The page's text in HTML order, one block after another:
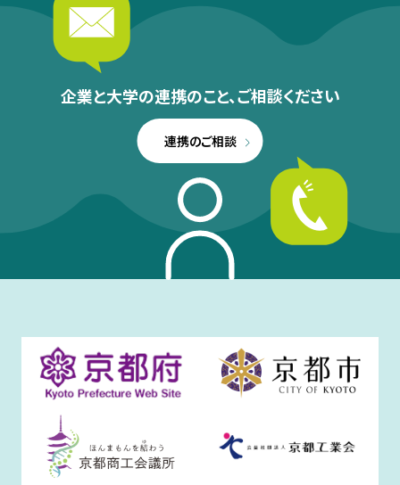
企業と大学の連携のこと、ご相談ください
連携のご相談